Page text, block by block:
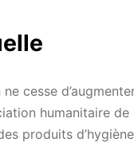
cesse
humanitaire
produits